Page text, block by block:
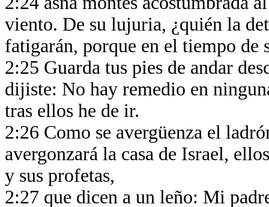
viento. De su lujuria, ¿quién la
fatigarán, porque en el tiempo de
2:25 Guarda tus pies de andar
dijiste: No hay remedio en
tras ellos he de ir.
2:26 Como se avergüenza el
avergonzará la casa de Israel,
y sus profetas,
2:27 que dicen a un leño: Mi